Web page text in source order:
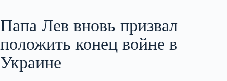
Папа Лев вновь призвал
положить конец войне в
Украине